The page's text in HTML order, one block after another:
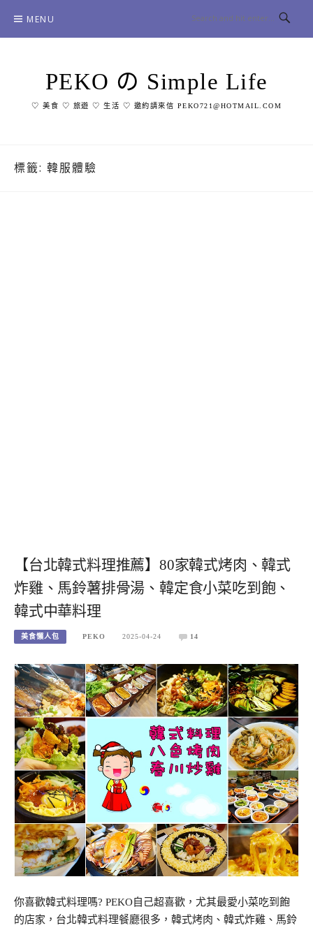
content
MENU
PEKO の Simple Life
♡ 美食 ♡ 旅遊 ♡ 生活 ♡ 邀約請來信 PEKO721@HOTMAIL.COM
標籤: 韓服體驗
【台北韓式料理推薦】80家韓式烤肉、韓式
炸雞、馬鈴薯排骨湯、韓定食小菜吃到飽、
韓式中華料理
美食懶人包 PEKO 2025-04-24 14
你喜歡韓式料理嗎? PEKO自己超喜歡，尤其最愛小菜吃到飽
的店家，台北韓式料理餐廳很多，韓式烤肉、韓式炸雞、馬鈴